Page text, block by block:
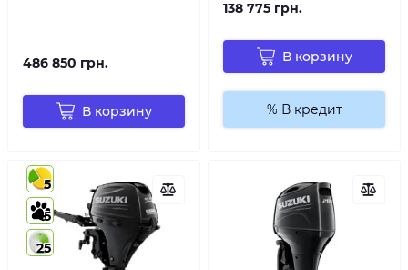
486 850 грн.
В корзину
138 775 грн.
В корзину
% В кредит
5
5
25